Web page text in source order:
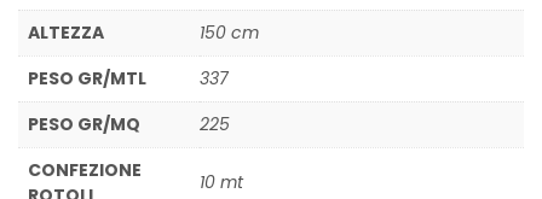
ALTEZZA
150 cm
PESO GR/MTL
337
PESO GR/MQ
225
CONFEZIONE
10 mt